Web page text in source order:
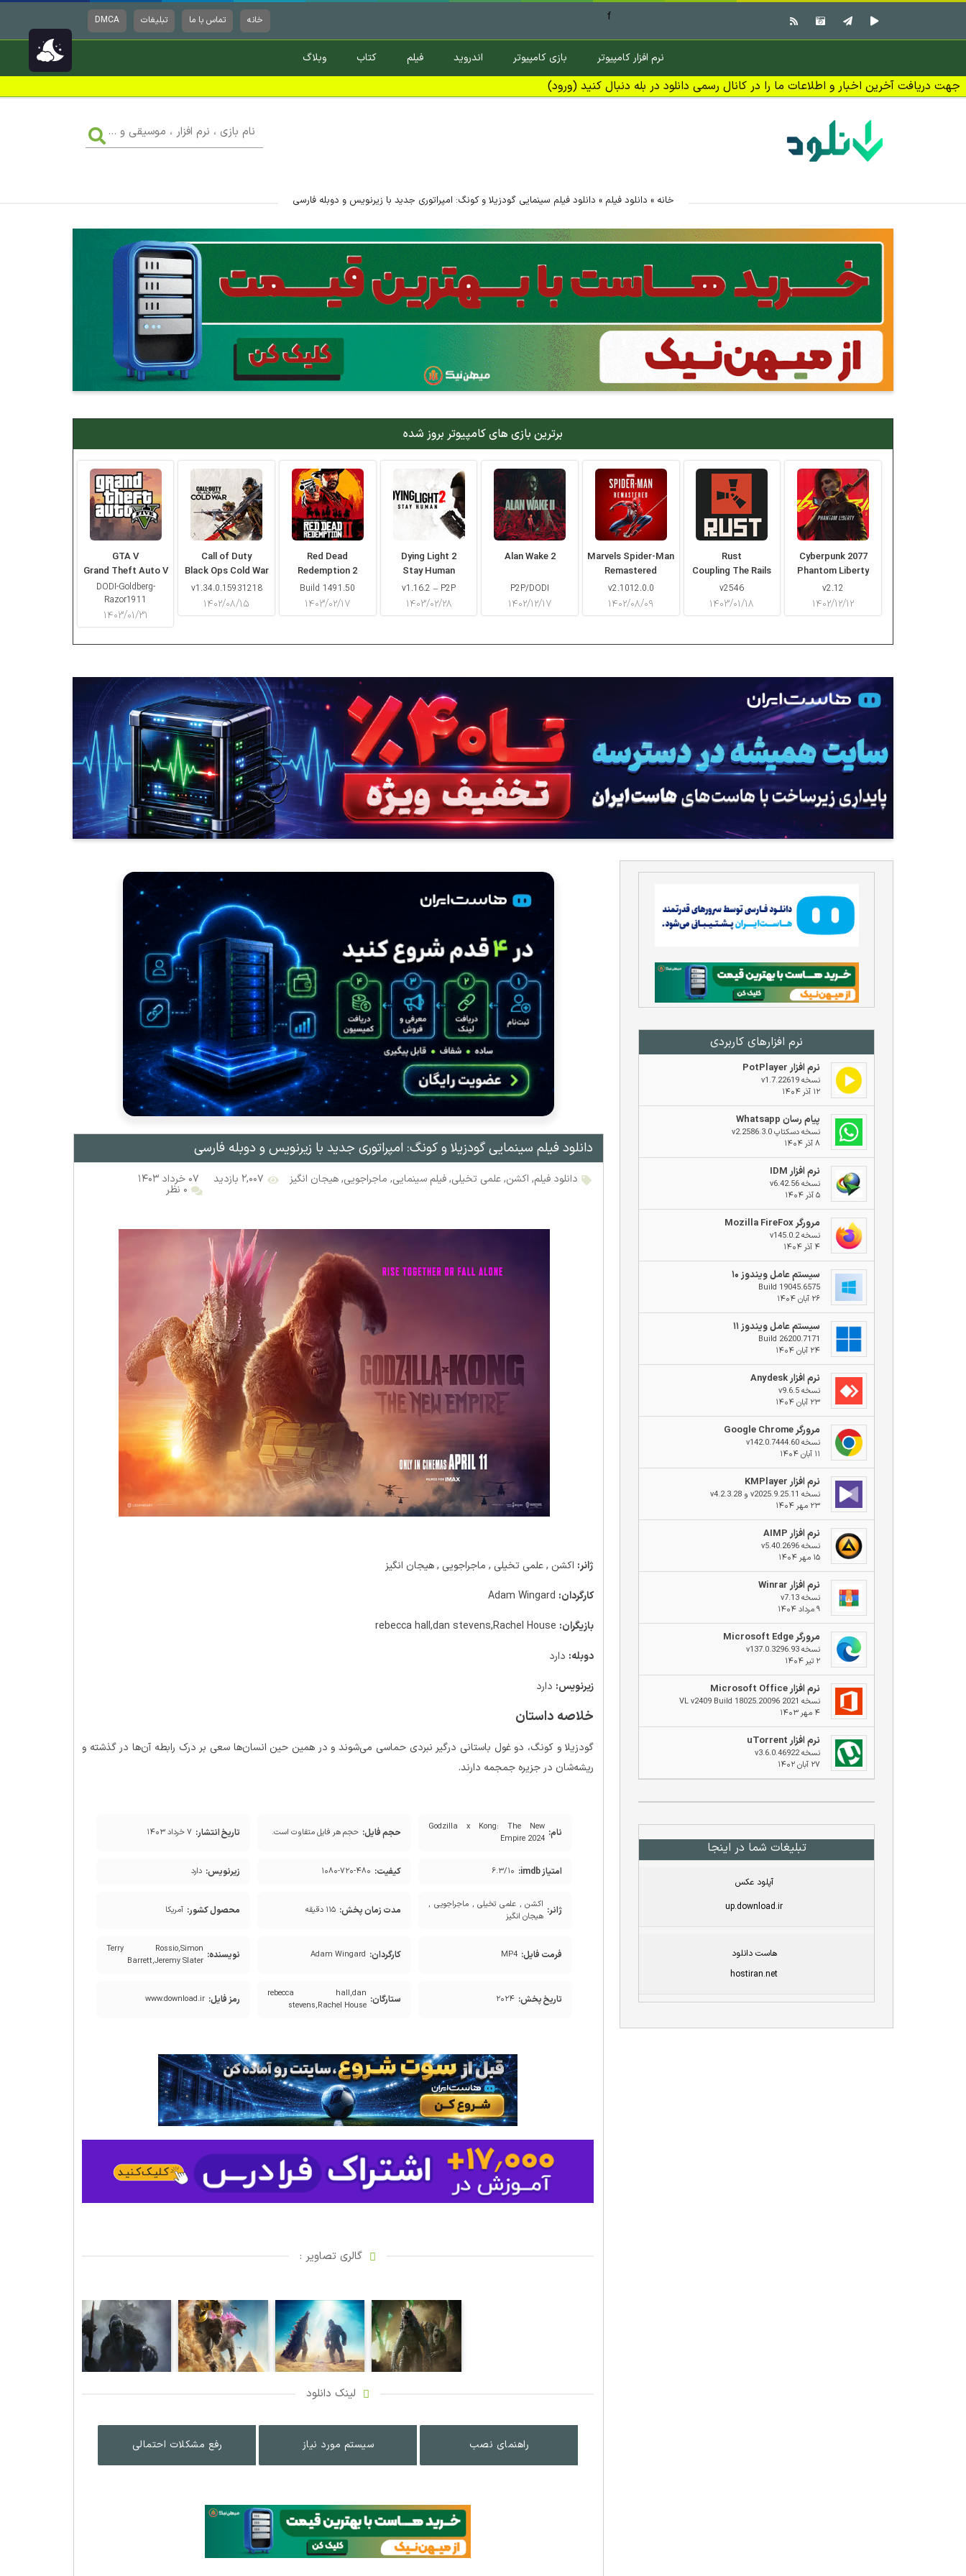
خانه تماس با ما تبلیغات DMCA f
نرم افزار کامپیوتر بازی کامپیوتر اندروید فیلم کتاب وبلاگ
جهت دریافت آخرین اخبار و اطلاعات ما را در کانال رسمی دانلود در بله دنبال کنید (ورود)
بازی
،
خانه » دانلود فیلم » دانلود فیلم سینمایی گودزیلا و کونگ: امپراتوری جدید با زیرنویس و دوبله فارسی
برترین بازی های کامپیوتر بروز شده
GTA V
Grand Theft Auto V
DODI-Goldberg-
Razor1911
۱۴۰۳/۰۱/۳۱
Call of Duty
Black Ops Cold War
v1.34.0.15931218
۱۴۰۲/۰۸/۱۵
Red Dead
Redemption 2
Build 1491.50
۱۴۰۳/۰۲/۱۷
Dying Light 2
Stay Human
v1.16.2 – P2P
۱۴۰۳/۰۲/۲۸
Alan Wake 2
P2P/DODI
۱۴۰۲/۱۲/۱۷
Marvels Spider-Man
Remastered
v2.1012.0.0
۱۴۰۲/۰۸/۰۹
Rust
Coupling The Rails
v2546
۱۴۰۳/۰۱/۱۸
Cyberpunk 2077
Phantom Liberty
v2.12
۱۴۰۲/۱۲/۱۲
نرم افزار‌های کاربردی
نرم افزار PotPlayer
نسخه v1.7.22619
۱۲ آذر ۱۴۰۴
پیام رسان Whatsapp
نسخه دسکتاپ v2.2586.3.0
۸ آذر ۱۴۰۴
نرم افزار IDM
نسخه v6.42.56
۵ آذر ۱۴۰۴
مرورگر Mozilla FireFox
نسخه v145.0.2
۴ آذر ۱۴۰۴
سیستم عامل ویندوز ۱۰
Build 19045.6575
۲۶ آبان ۱۴۰۴
سیستم عامل ویندوز ۱۱
Build 26200.7171
۲۴ آبان ۱۴۰۴
نرم افزار Anydesk
نسخه v9.6.5
۲۳ آبان ۱۴۰۴
مرورگر Google Chrome
نسخه v142.0.7444.60
۱۱ آبان ۱۴۰۴
نرم افزار KMPlayer
نسخه v2025.9.25.11 و v4.2.3.28
۲۳ مهر ۱۴۰۴
نرم افزار AIMP
نسخه v5.40.2696
۱۵ مهر ۱۴۰۴
نرم افزار Winrar
نسخه v7.13
۹ مرداد ۱۴۰۴
مرورگر Microsoft Edge
نسخه v137.0.3296.93
۲ تیر ۱۴۰۴
نرم افزار Microsoft Office
نسخه 2021 VL v2409 Build 18025.20096
۴ مهر ۱۴۰۳
نرم افزار uTorrent
نسخه v3.6.0.46922
۲۷ آبان ۱۴۰۲
تبلیغات شما در اینجا
آپلود عکس
up.download.ir
هاست دانلود
hostiran.net
دانلود فیلم سینمایی گودزیلا و کونگ: امپراتوری جدید با زیرنویس و دوبله فارسی
دانلود فیلم, اکشن,علمی تخیلی,فیلم سینمایی, ماجراجویی,هیجان انگیز ۲,۰۰۷ بازدید ۰۷ خرداد ۱۴۰۳
۰ نظر
ژانر: اکشن , علمی تخیلی , ماجراجویی , هیجان انگیز
کارگردان:
بازیگران:
دوبله: دارد
زیرنویس: دارد
خلاصه داستان
گودزیلا و کونگ، دو غول باستانی درگیر نبردی حماسی می‌شوند و در همین حین انسان‌ها سعی بر درک رابطه آن‌ها در گذشته و
ریشه‌شان در جزیره جمجمه دارند.
نام: Godzilla x Kong: The New
Empire 2024
حجم فایل: حجم هر فایل متفاوت است. تاریخ انتشار: ۷ خرداد ۱۴۰۳
امتیاز imdb: ۶.۳/۱۰ کیفیت: ۱۰۸۰-۷۲۰-۴۸۰ زیرنویس: دارد
ژانر: اکشن , علمی تخیلی , ماجراجویی ,
هیجان انگیز
مدت زمان پخش: ۱۱۵ دقیقه محصول کشور: آمریکا
فرمت فایل: MP4 کارگردان: Adam Wingard نویسنده: Terry Rossio,Simon
Barrett,Jeremy Slater
تاریخ پخش: ۲۰۲۴ ستارگان: rebecca hall,dan
stevens,Rachel House
رمز فایل: www.download.ir
گالری تصاویر :
لینک دانلود
راهنمای نصب سیستم مورد نیاز رفع مشکلات احتمالی